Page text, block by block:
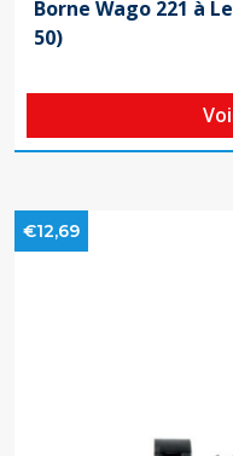
Borne Wago 221 à
50)
€12,69